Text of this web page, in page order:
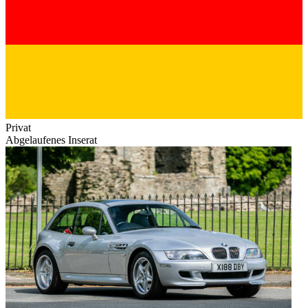
Privat
Abgelaufenes Inserat